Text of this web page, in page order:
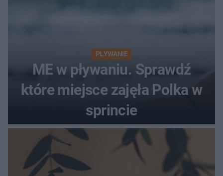
PŁYWANIE
ME w pływaniu. Sprawdź
które miejsce zajęła Polka w
sprincie